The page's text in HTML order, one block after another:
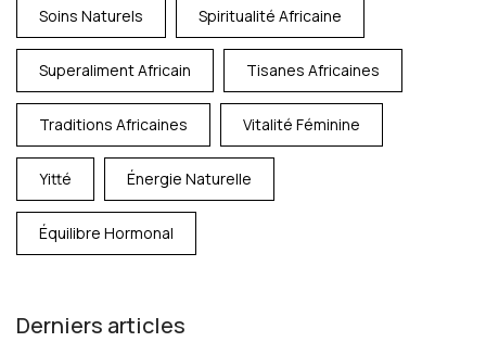
Soins Naturels Spiritualité Africaine
Superaliment Africain Tisanes Africaines
Traditions Africaines Vitalité Féminine
Yitté Énergie Naturelle
Équilibre Hormonal
Derniers articles